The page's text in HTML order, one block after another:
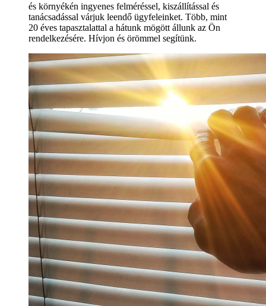
és környékén ingyenes felméréssel, kiszállítással és
tanácsadással várjuk leendő ügyfeleinket. Több, mint
20 éves tapasztalattal a hátunk mögött állunk az Ön
rendelkezésére. Hívjon és örömmel segítünk.